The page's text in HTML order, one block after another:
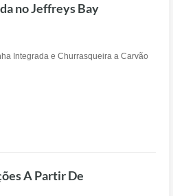
no Jeffreys Bay
Integrada e Churrasqueira a Carvão
A Partir De